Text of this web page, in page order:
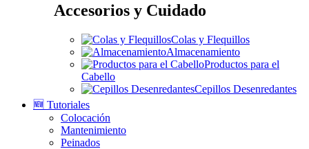
Accesorios y Cuidado
Colas y Flequillos
Almacenamiento
Productos para el
Cabello
Cepillos Desenredantes
🆕 Tutoriales
Colocación
Mantenimiento
Peinados